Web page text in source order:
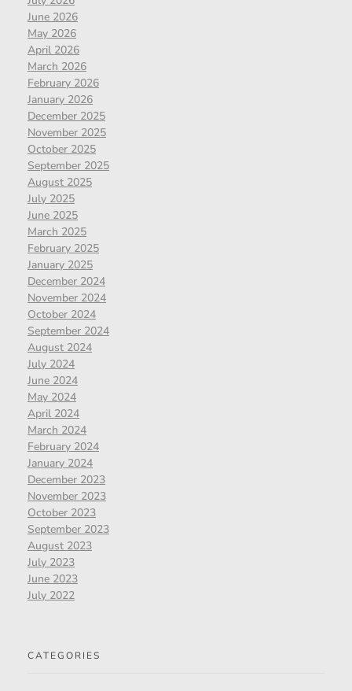
June 2026
May 2026
April 2026
March 2026
February 2026
January 2026
December 2025
November 2025
October 2025
September 2025
August 2025
July 2025
June 2025
March 2025
February 2025
January 2025
December 2024
November 2024
October 2024
September 2024
August 2024
July 2024
June 2024
May 2024
April 2024
March 2024
February 2024
January 2024
December 2023
November 2023
October 2023
September 2023
August 2023
July 2023
June 2023
July 2022
CATEGORIES